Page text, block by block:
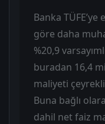
Banka
göre daha
%20,9
buradan 16,4
maliyeti
Buna bağlı
dahil net faiz